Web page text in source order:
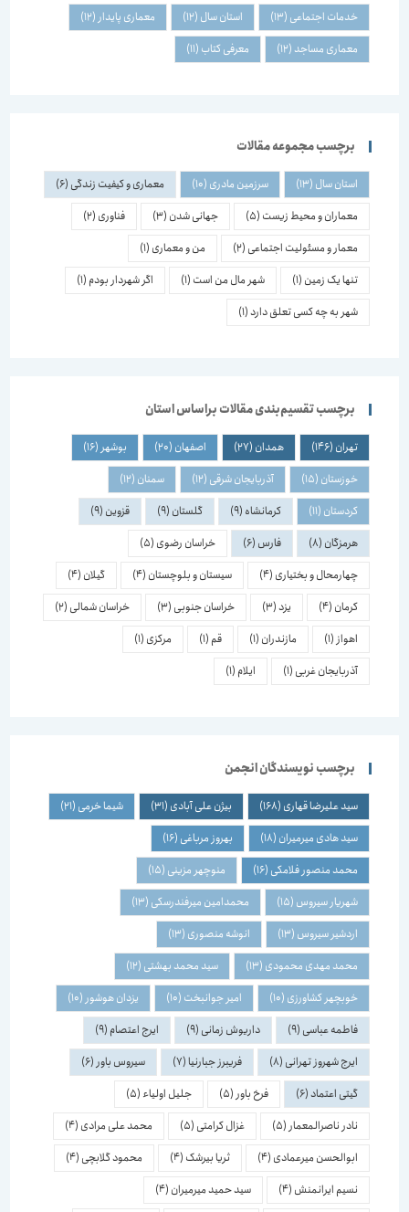
خدمات اجتماعی(13) استان سال(12) معماری پایدار(12)
معماری مساجد(12) معرفی کتاب(11)
برچسب مجموعه مقالات
استان سال(13) سرزمین مادری(10) معماری و کیفیت زندگی(6)
معماران و محیط زیست(5) جهانی شدن(3) فناوری(2)
معمار و مسئولیت اجتماعی(2) من و معماری(1)
تنها یک زمین(1) شهر مال من است(1) اگر شهردار بودم(1)
شهر به چه کسی تعلق دارد(1)
برچسب تقسیم‌بندی مقالات براساس استان
تهران(146) همدان(27) اصفهان(20) بوشهر(16)
خوزستان(15) آذربایجان شرقی(12) سمنان(12)
کردستان(11) کرمانشاه(9) گلستان(9) قزوین(9)
هرمزگان(8) فارس(6) خراسان رضوی(5)
چهارمحال و بختیاری(4) سیستان و بلوچستان(4) گیلان(4)
کرمان(4)
(3) خراسان جنوبی(3) خراسان شمالی(2)
اهواز(1) مازندران(1)
(1) مرکزی(1)
آذربایجان غربی(1) ایلام(1)
برچسب نویسندگان انجمن
سید علیرضا قهاری(168) بیژن علی آبادی(31) شیما خرمی(21)
سید هادی میرمیران(18) بهروز مرباغی(16)
محمد منصور فلامکی(16) منوچهر مزینی(15)
شهریار سیروس(15) محمدامین میرفندرسکی(13)
اردشیر سیروس(13) انوشه منصوری(13)
محمد مهدی محمودی(13) سید محمد بهشتی(12)
خوبچهر کشاورزی(10) امیر جوانبخت(10) یزدان هوشور(10)
فاطمه عباسی(9) داریوش زمانی(9) ایرج اعتصام(9)
ایرج شهروز تهرانی(8) فریبرز جبارنیا(7) سیروس باور (6)
گیتی اعتماد(6) فرخ باور (5) جلیل اولیاء(5)
نادر ناصرالمعمار(5) غزال کرامتی(5) محمد علی مرادی(4)
ابوالحسن میرعمادی(4) ثریا بیرشک(4) محمود گلابچی(4)
نسیم ایرانمنش(4) سید حمید میرمیران(4)